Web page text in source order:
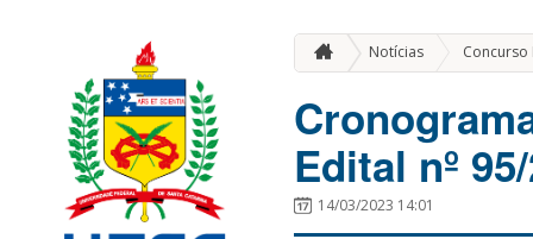
Notícias Concurso
Edital nº
14/03/2023 14:01